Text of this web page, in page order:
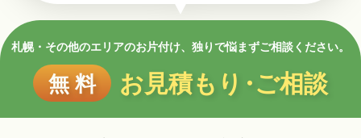
札幌・その他のエリアのお片付け、独りで悩まずご相談ください。
無 料 お見積もり・ご相談